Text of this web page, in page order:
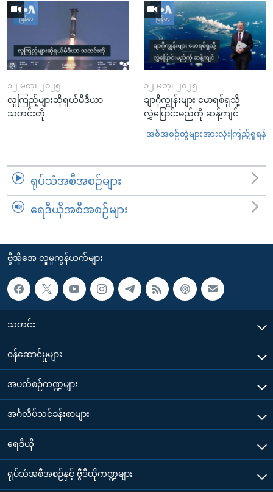
၁၂ မတ္၊ ၂၀၂၅
လူကြည့်များဆိုရှယ်မီဒီယာ
သတင်းတို
၁၂ မတ္၊ ၂၀၂၅
ချာဂိုကျွန်းများ မောရစ်ရှသို့
လွှဲပြောင်းမည်ကို ဆန့်ကျင်
အစီအစဉ်တွဲများအားလုံးကြည့်ရှုရန်
ရုပ်သံအစီအစဉ်များ
ရေဒီယိုအစီအစဉ်များ
ဗွီအိုအေ လူမှုကွန်ယက်များ
သတင်း
၀န်ဆောင်မှုများ
အပတ်စဉ်ကဏ္ဍများ
အင်္ဂလိပ်သင်ခန်းစာများ
ရေဒီယို
ရုပ်သံအစီအစဉ်နှင့် ဗွီဒီယိုကဏ္ဍများ